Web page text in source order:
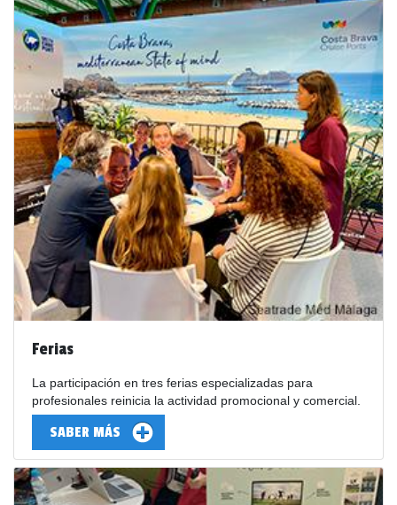
Ferias
La participación en tres ferias especializadas para
profesionales reinicia la actividad promocional y comercial.
SABER MÁS